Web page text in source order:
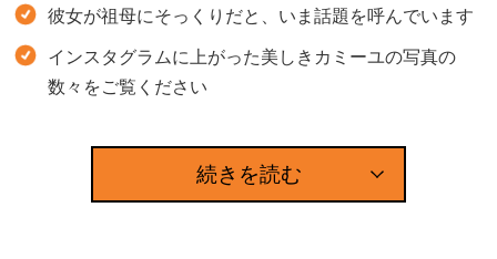
彼女が祖母にそっくりだと、いま話題を呼んでいます
インスタグラムに上がった美しきカミーユの写真の
数々をご覧ください
続きを読む